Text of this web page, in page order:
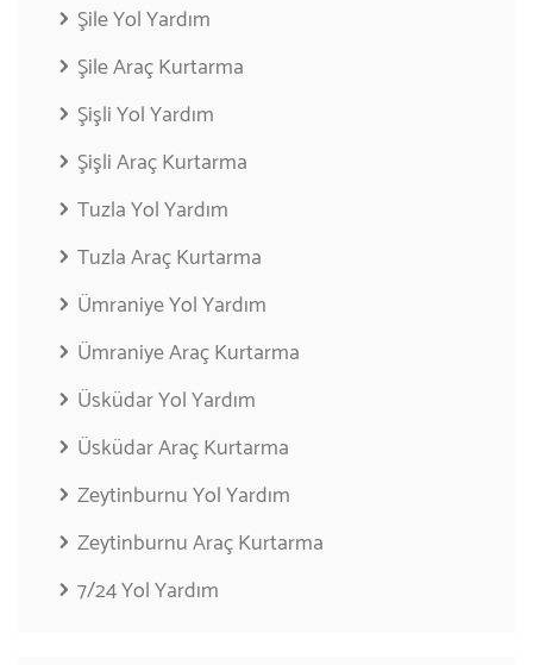
Şile Yol Yardım
Şile Araç Kurtarma
Şişli Yol Yardım
Şişli Araç Kurtarma
Tuzla Yol Yardım
Tuzla Araç Kurtarma
Ümraniye Yol Yardım
Ümraniye Araç Kurtarma
Üsküdar Yol Yardım
Üsküdar Araç Kurtarma
Zeytinburnu Yol Yardım
Zeytinburnu Araç Kurtarma
7/24 Yol Yardım